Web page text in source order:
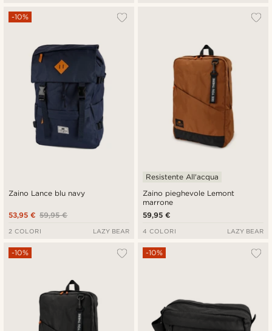
Zaino Lance blu navy
-10%
59,95 €
53,95 €
2 COLORI LAZY BEAR
Zaino pieghevole Lemont
marrone
Resistente All'acqua
59,95 €
4 COLORI LAZY BEAR
-10% -10%